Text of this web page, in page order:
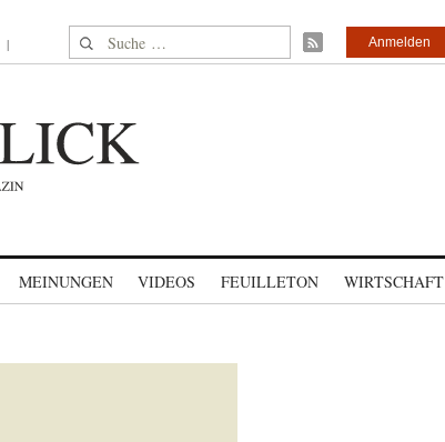
Suche nach: Anmelden
MEINUNGEN VIDEOS FEUILLETON WIRTSCHAFT